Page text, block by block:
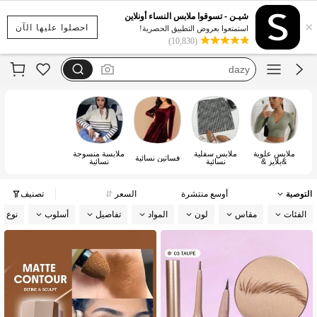
احصلوا عليها الآن ×
شيـن - تسوقوا ملابس النساء أونلاين
استمتعوا بعروض التطبيق الحصرية!
(10,830)
فستان يخفي الكرش
dazy
فستان اكمام طويله
motf
ملابس علوية
&بلايز &
ملابس سفلية
نسائية
فساتين نسائية
ملابسة منسوجة
نسائية
التوصية أوسع منتشرة السعر تصنيف
الفئات مقاس لون المواد تفاصيل أسلوب نوع